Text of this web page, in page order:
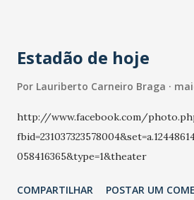
Estadão de hoje
Por Lauriberto Carneiro Braga
http://www.facebook.com/
058416365&type=1&theater
COMPARTILHAR POSTAR UM